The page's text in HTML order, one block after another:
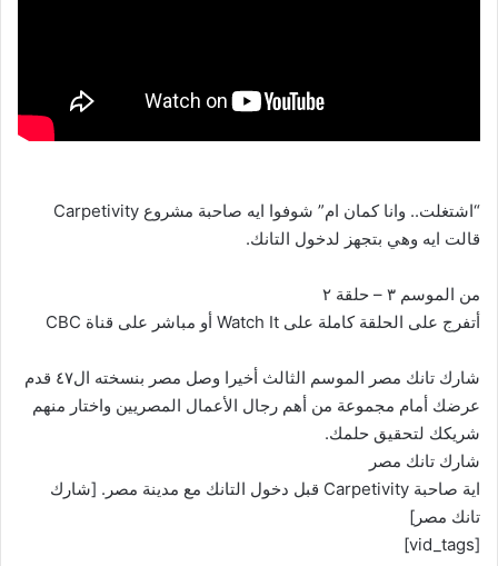
“اشتغلت.. وانا كمان ام” شوفوا ايه صاحبة مشروع Carpetivity
قالت ايه وهي بتجهز لدخول التانك.
من الموسم ٣ – حلقة ٢
أتفرج على الحلقة كاملة على Watch It أو مباشر على قناة CBC
شارك تانك مصر الموسم الثالث أخيرا وصل مصر بنسخته ال٤٧ قدم
عرضك أمام مجموعة من أهم رجال الأعمال المصريين واختار منهم
شريكك لتحقيق حلمك.
شارك تانك مصر
اية صاحبة Carpetivity قبل دخول التانك مع مدينة مصر. [شارك
تانك مصر]
[vid_tags]